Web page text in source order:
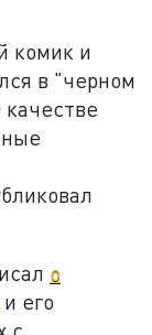
комик и
в "черном
о
и его